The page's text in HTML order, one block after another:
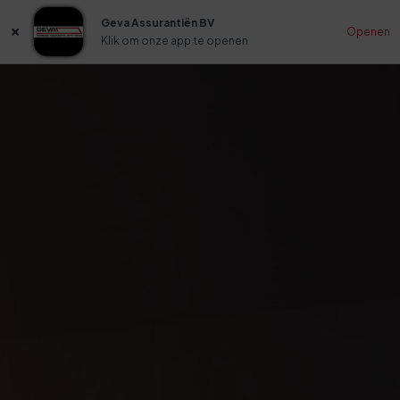
Geva Assurantiën BV
Klik om onze app te openen
Openen